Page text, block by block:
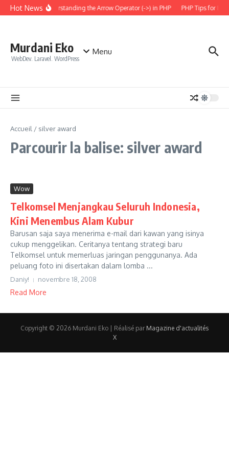
Aller au contenu
Hot News Understanding the Arrow Operator (->) in PHP PHP Tips for
Murdani Eko
WebDev. Laravel. WordPress
Menu
Accueil / silver award
Parcourir la balise: silver award
Wow
Telkomsel Menjangkau Seluruh Indonesia,
Kini Menembus Alam Kubur
Barusan saja saya menerima e-mail dari kawan yang isinya
cukup menggelikan. Ceritanya tentang strategi baru
Telkomsel untuk memerluas jaringan penggunanya. Ada
peluang foto ini disertakan dalam lomba ...
Daniy! novembre 18, 2008
Read More
Copyright © 2026 Murdani Eko | Réalisé par Magazine d'actualités
X